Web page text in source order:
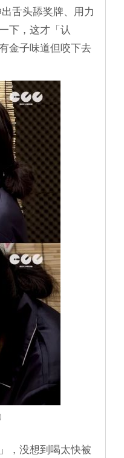
舌头舔奖牌、用力
下，这才「认
金子味道但咬下去
，没想到喝太快被